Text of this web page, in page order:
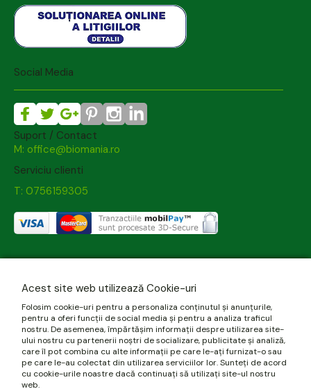
Social Media
Suport / Contact
M: office@biomania.ro
Serviciu clienti
T: 0756159305
Acest site web utilizează Cookie-uri
Folosim cookie-uri pentru a personaliza conținutul și anunțurile,
pentru a oferi funcții de social media și pentru a analiza traficul
nostru. De asemenea, împărtășim informații despre utilizarea site-
ului nostru cu partenerii noștri de socializare, publicitate și analiză,
care îl pot combina cu alte informații pe care le-ați furnizat-o sau
pe care le-au colectat din utilizarea serviciilor lor. Sunteți de acord
cu cookie-urile noastre dacă continuați să utilizați site-ul nostru
web.